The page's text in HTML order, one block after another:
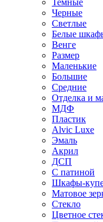
Темные
Черные
Светлые
Белые
Венге
Размер
Маленькие
Большие
Средние
Отделка и
МДФ
Пластик
Alvic Luxe
Эмаль
Акрил
ДСП
С патиной
Шкафы-купе
Матовое
Стекло
Цветное